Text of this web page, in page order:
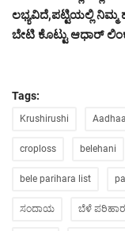
ಲಭ್ಯವಿದೆ,ಪಟ್ಟಿಯಲ್ಲಿ ನಿಮ್ಮ
ಬೇಟಿ ಕೊಟ್ಟು ಆಧಾರ್
Tags:
Krushirushi
croploss belehani
bele parihara list
ಸಂದಾಯ ಬೆಳೆ ಪರಿಹಾರ